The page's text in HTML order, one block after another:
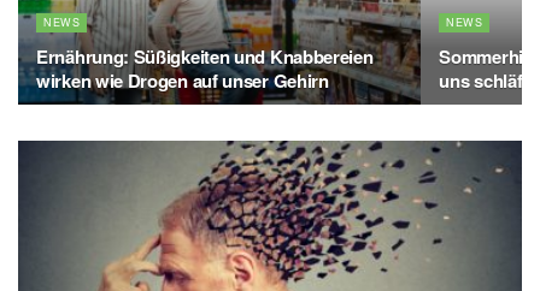
NEWS
Ernährung: Süßigkeiten und Knabbereien
wirken wie Drogen auf unser Gehirn
NEWS
uns